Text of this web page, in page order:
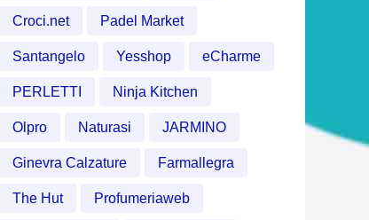
Croci.net Padel Market
Santangelo Yesshop eCharme
PERLETTI Ninja Kitchen
Olpro Naturasi JARMINO
Ginevra Calzature Farmallegra
The Hut Profumeriaweb